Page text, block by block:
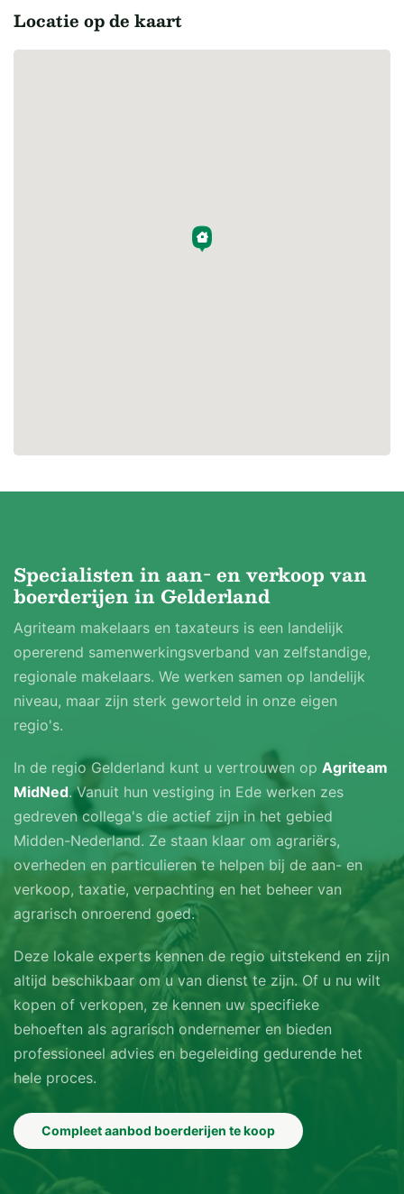
Locatie op de kaart
Specialisten in aan- en verkoop van
boerderijen in Gelderland
Agriteam makelaars en taxateurs is een landelijk
opererend samenwerkingsverband van zelfstandige,
regionale makelaars. We werken samen op landelijk
niveau, maar zijn sterk geworteld in onze eigen
regio's.
In de regio Gelderland kunt u vertrouwen op Agriteam
MidNed. Vanuit hun vestiging in Ede werken zes
gedreven collega's die actief zijn in het gebied
Midden-Nederland. Ze staan klaar om agrariërs,
overheden en particulieren te helpen bij de aan- en
verkoop, taxatie, verpachting en het beheer van
agrarisch onroerend goed.
Deze lokale experts kennen de regio uitstekend en zijn
altijd beschikbaar om u van dienst te zijn. Of u nu wilt
kopen of verkopen, ze kennen uw specifieke
behoeften als agrarisch ondernemer en bieden
professioneel advies en begeleiding gedurende het
hele proces.
Compleet aanbod boerderijen te koop